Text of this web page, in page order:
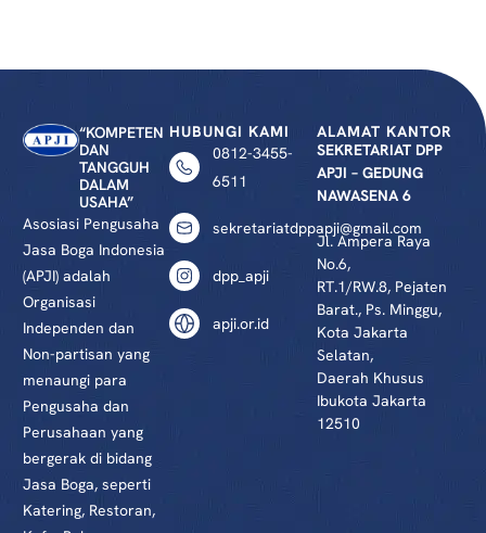
“KOMPETEN
DAN
TANGGUH
DALAM
USAHA”
Asosiasi Pengusaha
Jasa Boga Indonesia
(APJI) adalah
Organisasi
Independen dan
Non-partisan yang
menaungi para
Pengusaha dan
Perusahaan yang
bergerak di bidang
Jasa Boga, seperti
Katering, Restoran,
HUBUNGI KAMI
0812-3455-
6511
sekretariatdppapji@gmail.com
dpp_apji
apji.or.id
ALAMAT KANTOR
SEKRETARIAT DPP
APJI – GEDUNG
NAWASENA 6
Jl. Ampera Raya
No.6,
RT.1/RW.8, Pejaten
Barat., Ps. Minggu,
Kota Jakarta
Selatan,
Daerah Khusus
Ibukota Jakarta
12510